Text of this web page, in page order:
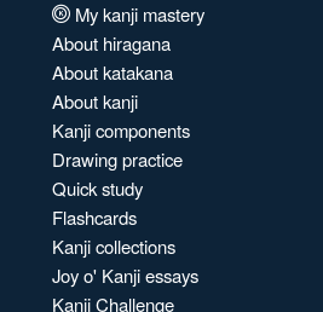
My kanji mastery
About hiragana
About katakana
About kanji
Kanji components
Drawing practice
Quick study
Flashcards
Kanji collections
Joy o' Kanji essays
Kanji Challenge